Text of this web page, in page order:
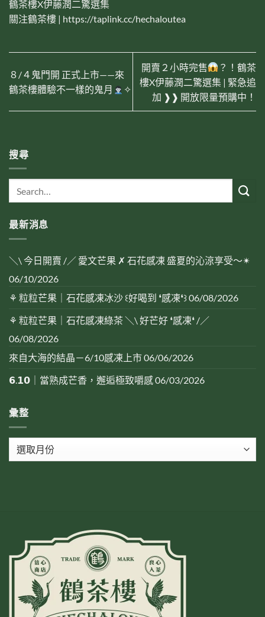
鶴茶樓X伊藤潤二驚選集
關注鶴茶樓 | https://taplink.cc/hechaloutea
８/４鬼門開 正式上市——來
鶴茶樓體驗不一樣的鬼月
✧
開賣２小時完售
？！鶴茶
樓X伊藤潤二驚選集 | 緊急追
加 ❱❱ 開放限量預購中！
搜尋
最新消息
＼\ 今日開賣 /／ 愛文芒果 ✗ 石花感凍 盛夏的沁涼享受～✴︎
06/10/2026
⚘ 粒粒芒果｜石花感凍冰沙 ꒰好喝到 ❛感凍❛꒱ 06/08/2026
⚘ 粒粒芒果｜石花感凍綠茶 ＼\ 好芒好 ❛感凍❛ /／
06/08/2026
來自大海的結晶－6/10感凍上市06/06/2026
𝟲.𝟭𝟬｜當熟成芒香，邂逅極致嚼感06/03/2026
彙整